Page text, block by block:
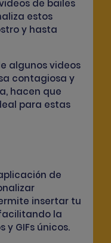
de bailes
estos
y hasta
algunos videos
contagiosa y
hacen que
para estas
de
insertar tu
la
y GIFs únicos.